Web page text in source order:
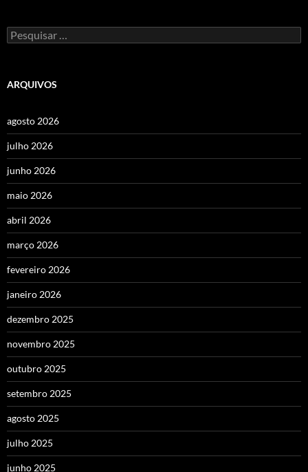
Pesquisar
por:
ARQUIVOS
agosto 2026
julho 2026
junho 2026
maio 2026
abril 2026
março 2026
fevereiro 2026
janeiro 2026
dezembro 2025
novembro 2025
outubro 2025
setembro 2025
agosto 2025
julho 2025
junho 2025